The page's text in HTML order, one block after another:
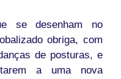
se desenham no
obriga, com
de posturas, e
a uma nova